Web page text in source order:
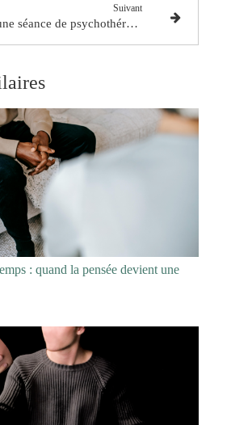
Suivant
Déroulement d'une séance de psychothérapie analytique
: quand la pensée devient une